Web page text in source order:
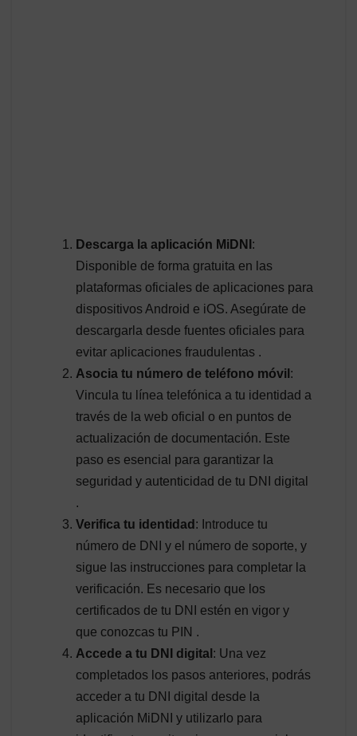
Descarga la aplicación MiDNI :
Disponible de forma gratuita en las
plataformas oficiales de aplicaciones para
dispositivos Android e iOS. Asegúrate de
descargarla desde fuentes oficiales para
evitar aplicaciones fraudulentas .
Asocia tu número de teléfono móvil :
Vincula tu línea telefónica a tu identidad a
través de la web oficial o en puntos de
actualización de documentación. Este
paso es esencial para garantizar la
seguridad y autenticidad de tu DNI digital
.
Verifica tu identidad : Introduce tu
número de DNI y el número de soporte, y
sigue las instrucciones para completar la
verificación. Es necesario que los
certificados de tu DNI estén en vigor y
que conozcas tu PIN .
Accede a tu DNI digital : Una vez
completados los pasos anteriores, podrás
acceder a tu DNI digital desde la
aplicación MiDNI y utilizarlo para